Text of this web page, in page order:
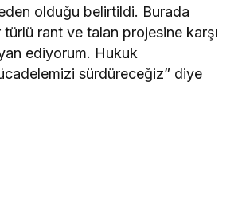
olduğu belirtildi. Burada
rant ve talan projesine karşı
ediyorum. Hukuk
sürdüreceğiz” diye